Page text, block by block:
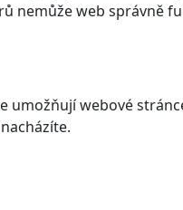
nemůže web správně
umožňují webové